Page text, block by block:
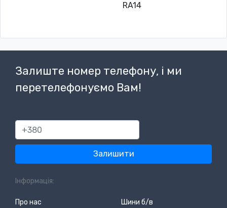
RA14
Залиште номер телефону, і ми
перетелефонуємо Вам!
380
Залишити
Інформація:
Про нас
Шини б/в